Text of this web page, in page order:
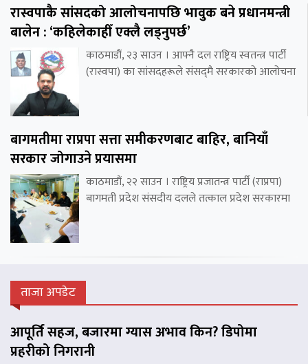
रास्वपाकै सांसदको आलोचनापछि भावुक बने प्रधानमन्त्री
बालेन : ‘कहिलेकाहीँ एक्लै लड्नुपर्छ’
काठमाडौं, २३ साउन । आफ्नै दल राष्ट्रिय स्वतन्त्र पार्टी
(रास्वपा) का सांसदहरूले संसद्‌मै सरकारको आलोचना
बागमतीमा राप्रपा सत्ता समीकरणबाट बाहिर, बानियाँ
सरकार जोगाउने प्रयासमा
काठमाडौं, २२ साउन । राष्ट्रिय प्रजातन्त्र पार्टी (राप्रपा)
बागमती प्रदेश संसदीय दलले तत्काल प्रदेश सरकारमा
ताजा अपडेट
आपूर्ति सहज, बजारमा ग्यास अभाव किन? डिपोमा
प्रहरीको निगरानी